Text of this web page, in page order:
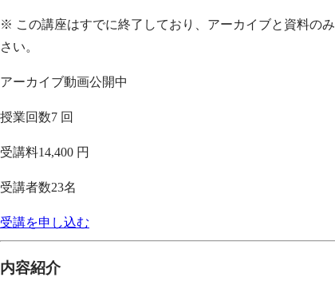
※ この講座はすでに終了しており、アーカイブと資料の
さい。
アーカイブ動画公開中
授業回数7 回
受講料14,400 円
受講者数23名
受講を申し込む
内容紹介